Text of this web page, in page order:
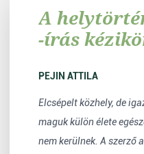
A
-írás
PEJIN ATTILA
Elcsépelt közhely, de
maguk külön élete
nem kerülnek. A szerző